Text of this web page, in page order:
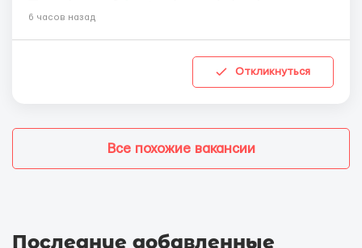
6 часов назад
Откликнуться
Все похожие вакансии
Последние добавленные